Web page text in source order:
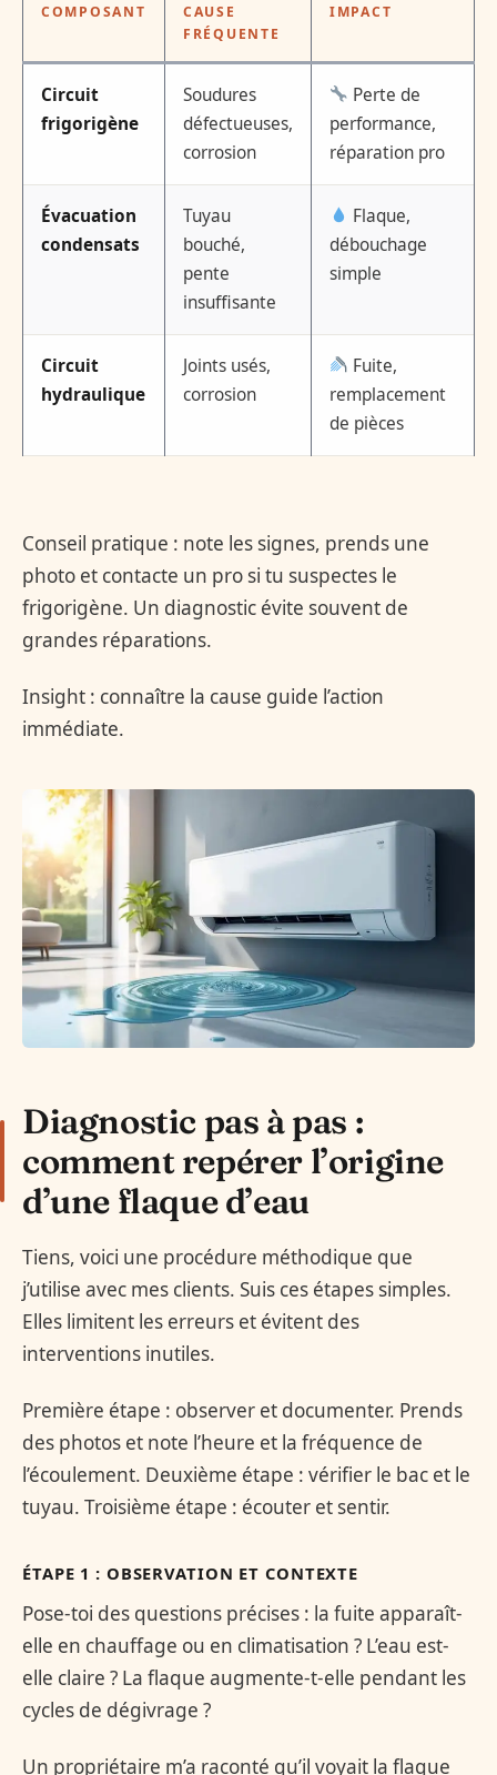
COMPOSANT
CAUSE
FRÉQUENTE
IMPACT
Circuit
frigorigène
Soudures
défectueuses,
corrosion
Perte de
performance,
réparation pro
Évacuation
condensats
Tuyau
bouché,
pente
insuffisante
Flaque,
débouchage
simple
Circuit
hydraulique
Joints usés,
corrosion
Fuite,
remplacement
de pièces
Conseil pratique : note les signes, prends une
photo et contacte un pro si tu suspectes le
frigorigène. Un diagnostic évite souvent de
grandes réparations.
Insight : connaître la cause guide l’action
immédiate.
Diagnostic pas à pas :
comment repérer l’origine
d’une flaque d’eau
Tiens, voici une procédure méthodique que
j’utilise avec mes clients. Suis ces étapes simples.
Elles limitent les erreurs et évitent des
interventions inutiles.
Première étape : observer et documenter. Prends
des photos et note l’heure et la fréquence de
l’écoulement. Deuxième étape : vérifier le bac et le
tuyau. Troisième étape : écouter et sentir.
ÉTAPE 1 : OBSERVATION ET CONTEXTE
Pose-toi des questions précises : la fuite apparaît-
elle en chauffage ou en climatisation ? L’eau est-
elle claire ? La flaque augmente-t-elle pendant les
cycles de dégivrage ?
Un propriétaire m’a raconté qu’il voyait la flaque